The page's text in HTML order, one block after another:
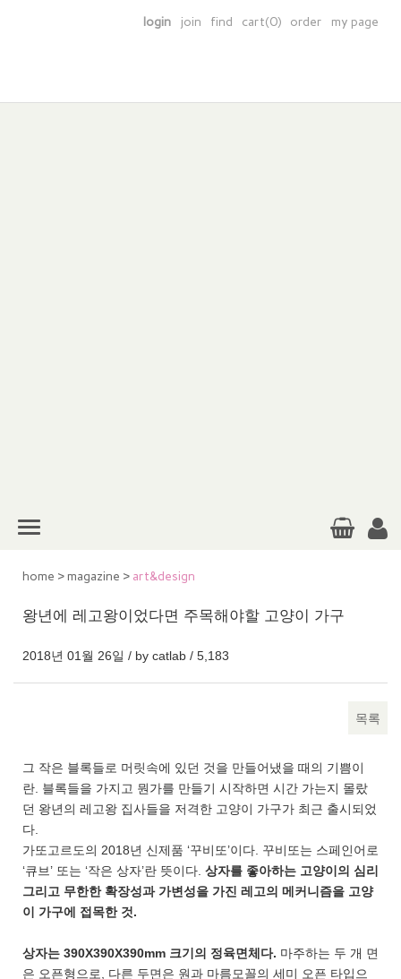
login join find cart(0) order my page
home >magazine > art&design
왕년에 레고왕이었다면 주목해야할 고양이 가구
2018년 01월 26일 / by catlab / 5,183
목록
그 작은 블록들로 머릿속에 있던 것을 만들어냈을 때의 기쁨이
란. 블록들을 가지고 뭔가를 만들기 시작하면 시간 가는지 몰랐
던 왕년의 레고왕 집사들을 저격한 고양이 가구가 최근 출시되었
다.
가또고르도의 2018년 신제품 ‘꾸비또’이다. 꾸비또는 스페인어로
‘큐브’ 또는 ‘작은 상자’란 뜻이다. 상자를 좋아하는 고양이의 심리
그리고 무한한 확장성과 가변성을 가진 레고의 메커니즘을 고양
이 가구에 접목한 것.
상자는 390X390X390mm 크기의 정육면체다. 마주하는 두 개 면
은 오픈형으로, 다른 두면은 원과 마름모꼴의 세미 오픈 타입으